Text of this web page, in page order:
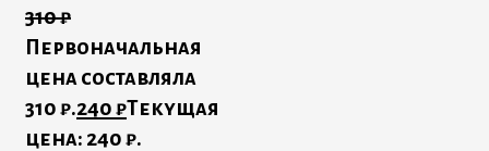
310₽
Первоначальная
цена составляла
310 ₽.240₽Текущая
цена: 240 ₽.